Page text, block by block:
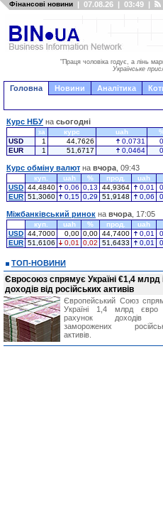
Фінансові новини | 07.08.26 | 03:49 |
"Праця чоловіка годує, а лінь
Українське
Головна Новини Аналітика
Курс НБУ на сьогодні
за курс uah
USD
1 44,7626 0,0731
EUR
1 51,6717 0,0464
Курс обміну валют на вчора , 09:43
куп. uah % прод. uah
USD 44,4840 0,06 0,13 44,9364 0,01
EUR 51,3060 0,15 0,29 51,9148 0,06
Міжбанківський ринок на вчора , 17:05
куп. uah % прод. uah
USD 44,7000 0,00 0,00 44,7400 0,01
EUR 51,6106 0,01 0,02 51,6433 0,01
ТОП-НОВИНИ
Євросоюз спрямує Україні €1,4 млрд
доходів від російських активів
Європейський Союз
Україні 1,4 млрд євро
рахунок доходів
заморожених
активів.